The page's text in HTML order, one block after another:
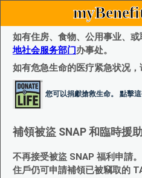
如有住房、食物、公用事业、
地社会服务部门办事处。
如有危急生命的医疗紧急状况，
您可以捐獻搶救生命。 點擊
補領被盜 SNAP 和臨時援
不再接受被盜 SNAP 福利申請。
住戶仍可申請補領已被竊取的